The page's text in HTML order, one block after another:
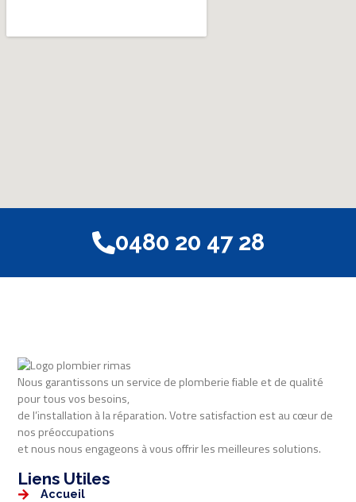
0480 20 47 28
Nous garantissons un service de plomberie fiable et de qualité
pour tous vos besoins,
de l’installation à la réparation. Votre satisfaction est au cœur de
nos préoccupations
et nous nous engageons à vous offrir les meilleures solutions.
Liens Utiles​​
Accueil